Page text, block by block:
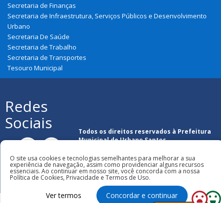
Secretaria de Finanças
Secretaria de Infraestrutura, Serviços Públicos e Desenvolvimento
Urbano
Secretaria De Saúde
Secretaria de Trabalho
Secretaria de Transportes
Tesouro Municipal
Redes
Sociais
Todos os direitos reservados à Prefeitura
Municipal de Urbano Santos
O site usa cookies e tecnologias semelhantes para melhorar a sua
experiência de navegação, assim como providenciar alguns recursos
essenciais. Ao continuar em nosso site, você concorda com a nossa
Política de Cookies, Privacidade e Termos de Uso.
Ver termos Concordar e continuar